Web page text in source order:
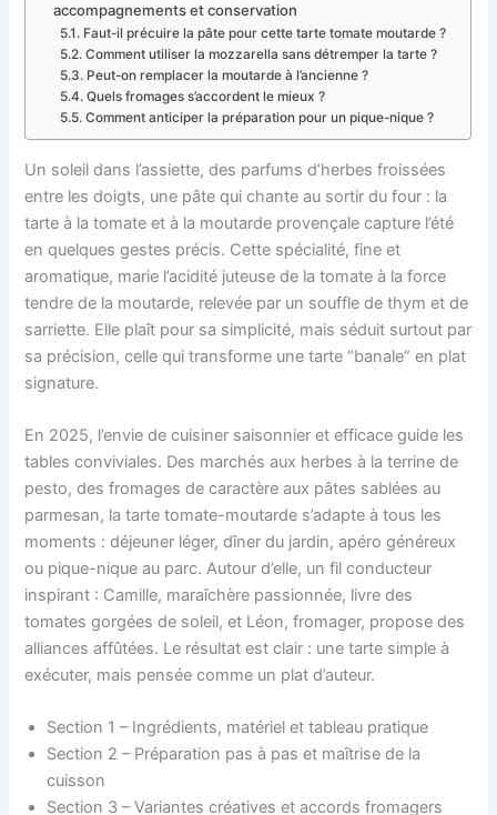
accompagnements et conservation
Faut-il précuire la pâte pour cette tarte tomate moutarde ?
Comment utiliser la mozzarella sans détremper la tarte ?
Peut-on remplacer la moutarde à l’ancienne ?
Quels fromages s’accordent le mieux ?
Comment anticiper la préparation pour un pique-nique ?
Un soleil dans l’assiette, des parfums d’herbes froissées
entre les doigts, une pâte qui chante au sortir du four : la
tarte à la tomate et à la moutarde provençale capture l’été
en quelques gestes précis. Cette spécialité, fine et
aromatique, marie l’acidité juteuse de la tomate à la force
tendre de la moutarde, relevée par un souffle de thym et de
sarriette. Elle plaît pour sa simplicité, mais séduit surtout par
sa précision, celle qui transforme une tarte “banale” en plat
signature.
En 2025, l’envie de cuisiner saisonnier et efficace guide les
tables conviviales. Des marchés aux herbes à la terrine de
pesto, des fromages de caractère aux pâtes sablées au
parmesan, la tarte tomate-moutarde s’adapte à tous les
moments : déjeuner léger, dîner du jardin, apéro généreux
ou pique-nique au parc. Autour d’elle, un fil conducteur
inspirant : Camille, maraîchère passionnée, livre des
tomates gorgées de soleil, et Léon, fromager, propose des
alliances affûtées. Le résultat est clair : une tarte simple à
exécuter, mais pensée comme un plat d’auteur.
Section 1 – Ingrédients, matériel et tableau pratique
Section 2 – Préparation pas à pas et maîtrise de la
cuisson
Section 3 – Variantes créatives et accords fromagers